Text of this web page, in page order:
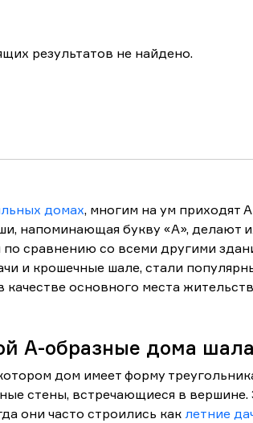
результатов не найдено.
домах, многим на ум приходят
напоминающая букву «А», делают
сравнению со всеми другими
и крошечные шале, стали
основного места
А-образные дома
дом имеет форму
стены, встречающиеся в вершине.
они часто строились как летние